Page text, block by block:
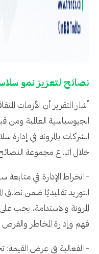
نصائح لتعزيز نمو
أشار التقرير أن الأزمات
الشركات بالمرونة في إدارة
خلال اتباع مجموعة النصائح
- انخراط الإدارة في متابعة
التوريد تقليديًا ضمن نطاق
المرونة والاستدامة، يجب
فهم وإدارة المخاطر
- الفعالية في عرض القيمة: